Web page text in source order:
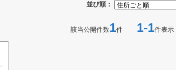
並び順：
該当公開件数1件 1-1件表示